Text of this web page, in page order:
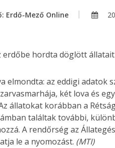
Erdő-Mező Online
elmondta: az eddigi
két lova és
állatokat korábban a
találtak további,
A rendőrség az
le a nyomozást. (MTI)